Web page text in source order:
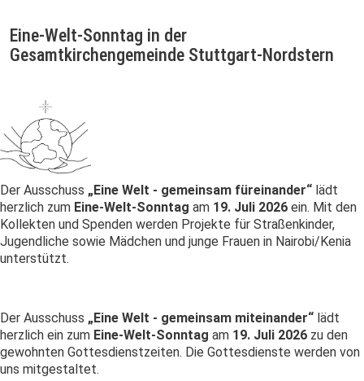
Eine-Welt-Sonntag in der
Gesamtkirchengemeinde Stuttgart-Nordstern
Der Ausschuss „Eine Welt - gemeinsam füreinander“ lädt
herzlich zum Eine-Welt-Sonntag am 19. Juli 2026 ein. Mit den
Kollekten und Spenden werden Projekte für Straßenkinder,
Jugendliche sowie Mädchen und junge Frauen in Nairobi/Kenia
unterstützt.
Der Ausschuss „Eine Welt - gemeinsam miteinander“ lädt
herzlich ein zum Eine-Welt-Sonntag am 19. Juli 2026 zu den
gewohnten Gottesdienstzeiten. Die Gottesdienste werden von
uns mitgestaltet.